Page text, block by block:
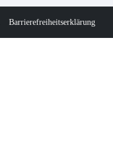
Barrierefreiheitserklärung